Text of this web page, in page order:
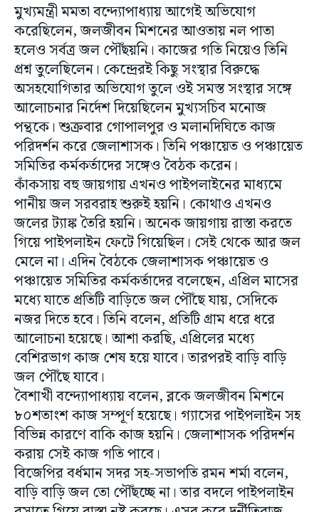
মুখ্যমন্ত্রী মমতা বন্দ্যোপাধ্যায় আগেই অভিযোগ
করেছিলেন, জলজীবন মিশনের আওতায় নল পাতা
হলেও সর্বত্র জল পৌঁছয়নি। কাজের গতি নিয়েও তিনি
প্রশ্ন তুলেছিলেন। কেন্দ্রেরই কিছু সংস্থার বিরুদ্ধে
অসহযোগিতার অভিযোগ তুলে ওই সমস্ত সংস্থার সঙ্গে
আলোচনার নির্দেশ দিয়েছিলেন মুখ্যসচিব মনোজ
পন্থকে। শুক্রবার গোপালপুর ও মলানদিঘিতে কাজ
পরিদর্শন করে জেলাশাসক। তিনি পঞ্চায়েত ও পঞ্চায়েত
সমিতির কর্মকর্তাদের সঙ্গেও বৈঠক করেন।
কাঁকসায় বহু জায়গায় এখনও পাইপলাইনের মাধ্যমে
পানীয় জল সরবরাহ শুরুই হয়নি। কোথাও এখনও
জলের ট্যাঙ্ক তৈরি হয়নি। অনেক জায়গায় রাস্তা করতে
গিয়ে পাইপলাইন ফেটে গিয়েছিল। সেই থেকে আর জল
মেলে না। এদিন বৈঠকে জেলাশাসক পঞ্চায়েত ও
পঞ্চায়েত সমিতির কর্মকর্তাদের বলেছেন, এপ্রিল মাসের
মধ্যে যাতে প্রতিটি বাড়িতে জল পৌঁছে যায়, সেদিকে
নজর দিতে হবে। তিনি বলেন, প্রতিটি গ্রাম ধরে ধরে
আলোচনা হয়েছে। আশা করছি, এপ্রিলের মধ্যে
বেশিরভাগ কাজ শেষ হয়ে যাবে। তারপরই বাড়ি বাড়ি
জল পৌঁছে যাবে।
বৈশাখী বন্দ্যোপাধ্যায় বলেন, ব্লকে জলজীবন মিশনে
৮০শতাংশ কাজ সম্পূর্ণ হয়েছে। গ্যাসের পাইপলাইন সহ
বিভিন্ন কারণে বাকি কাজ হয়নি। জেলাশাসক পরিদর্শন
করায় সেই কাজ গতি পাবে।
বিজেপির বর্ধমান সদর সহ-সভাপতি রমন শর্মা বলেন,
বাড়ি বাড়ি জল তো পৌঁছচ্ছে না। তার বদলে পাইপলাইন